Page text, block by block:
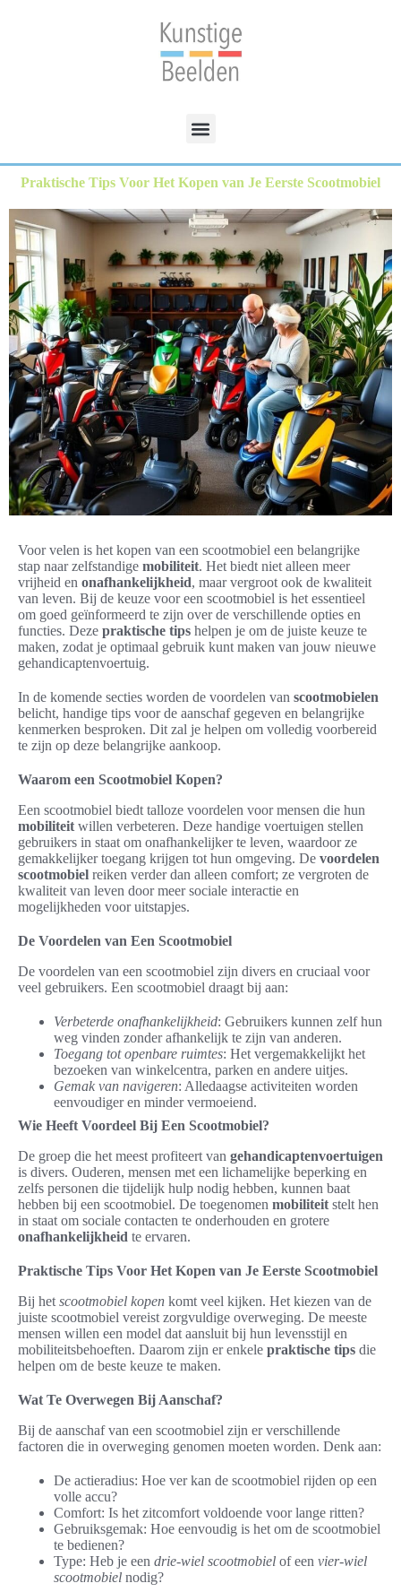
Praktische Tips Voor Het Kopen van Je Eerste Scootmobiel
Voor velen is het kopen van een scootmobiel een belangrijke
stap naar zelfstandige mobiliteit. Het biedt niet alleen meer
vrijheid en onafhankelijkheid, maar vergroot ook de kwaliteit
van leven. Bij de keuze voor een scootmobiel is het essentieel
om goed geïnformeerd te zijn over de verschillende opties en
functies. Deze praktische tips helpen je om de juiste keuze te
maken, zodat je optimaal gebruik kunt maken van jouw nieuwe
gehandicaptenvoertuig.
In de komende secties worden de voordelen van scootmobielen
belicht, handige tips voor de aanschaf gegeven en belangrijke
kenmerken besproken. Dit zal je helpen om volledig voorbereid
te zijn op deze belangrijke aankoop.
Waarom een Scootmobiel Kopen?
Een scootmobiel biedt talloze voordelen voor mensen die hun
mobiliteit willen verbeteren. Deze handige voertuigen stellen
gebruikers in staat om onafhankelijker te leven, waardoor ze
gemakkelijker toegang krijgen tot hun omgeving. De voordelen
scootmobiel reiken verder dan alleen comfort; ze vergroten de
kwaliteit van leven door meer sociale interactie en
mogelijkheden voor uitstapjes.
De Voordelen van Een Scootmobiel
De voordelen van een scootmobiel zijn divers en cruciaal voor
veel gebruikers. Een scootmobiel draagt bij aan:
Verbeterde onafhankelijkheid: Gebruikers kunnen zelf hun
weg vinden zonder afhankelijk te zijn van anderen.
Toegang tot openbare ruimtes: Het vergemakkelijkt het
bezoeken van winkelcentra, parken en andere uitjes.
Gemak van navigeren: Alledaagse activiteiten worden
eenvoudiger en minder vermoeiend.
Wie Heeft Voordeel Bij Een Scootmobiel?
De groep die het meest profiteert van gehandicaptenvoertuigen
is divers. Ouderen, mensen met een lichamelijke beperking en
zelfs personen die tijdelijk hulp nodig hebben, kunnen baat
hebben bij een scootmobiel. De toegenomen mobiliteit stelt hen
in staat om sociale contacten te onderhouden en grotere
onafhankelijkheid te ervaren.
Praktische Tips Voor Het Kopen van Je Eerste Scootmobiel
Bij het scootmobiel kopen komt veel kijken. Het kiezen van de
juiste scootmobiel vereist zorgvuldige overweging. De meeste
mensen willen een model dat aansluit bij hun levensstijl en
mobiliteitsbehoeften. Daarom zijn er enkele praktische tips die
helpen om de beste keuze te maken.
Wat Te Overwegen Bij Aanschaf?
Bij de aanschaf van een scootmobiel zijn er verschillende
factoren die in overweging genomen moeten worden. Denk aan:
De actieradius: Hoe ver kan de scootmobiel rijden op een
volle accu?
Comfort: Is het zitcomfort voldoende voor lange ritten?
Gebruiksgemak: Hoe eenvoudig is het om de scootmobiel
te bedienen?
Type: Heb je een drie-wiel scootmobiel of een vier-wiel
scootmobiel nodig?